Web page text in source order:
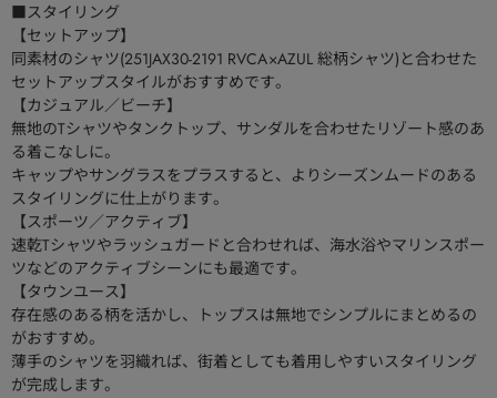
■スタイリング
【セットアップ】
同素材のシャツ(251JAX30-2191 RVCA×AZUL 総柄シャツ)と合わせた
セットアップスタイルがおすすめです。
【カジュアル／ビーチ】
無地のTシャツやタンクトップ、サンダルを合わせたリゾート感のあ
る着こなしに。
キャップやサングラスをプラスすると、よりシーズンムードのある
スタイリングに仕上がります。
【スポーツ／アクティブ】
速乾Tシャツやラッシュガードと合わせれば、海水浴やマリンスポー
ツなどのアクティブシーンにも最適です。
【タウンユース】
存在感のある柄を活かし、トップスは無地でシンプルにまとめるの
がおすすめ。
薄手のシャツを羽織れば、街着としても着用しやすいスタイリング
が完成します。